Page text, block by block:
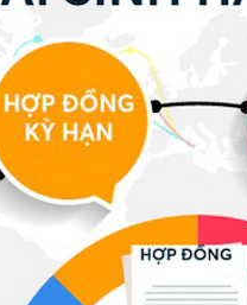
Nhà quản trị
Cơ hội việc làm
ĐẤU GIÁ TÀI SẢN